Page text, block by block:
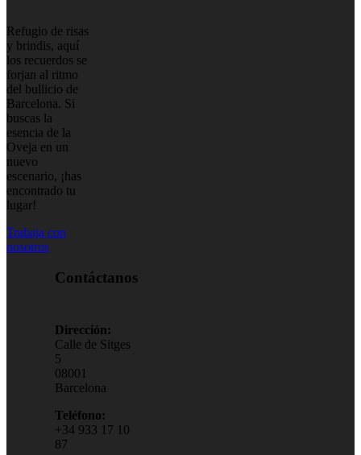
Refugio de risas
y brindis, aquí
los recuerdos se
forjan al ritmo
del bullicio de
Barcelona. Si
buscas la
esencia de la
Oveja en un
nuevo
escenario, ¡has
encontrado tu
lugar!
Trabaja con
nosotros
Contáctanos
Dirección:
Calle de Sitges
5
08001
Barcelona
Teléfono:
+34 933 17 10
87